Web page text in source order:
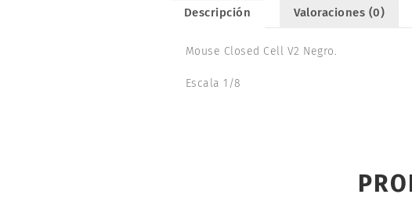
Descripción Valoraciones (0)
Mouse Closed Cell V2 Negro.
Escala 1/8